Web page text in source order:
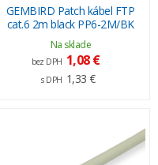
GEMBIRD Patch kábel FTP
cat.6 2m black PP6-2M/BK
Na sklade
bez DPH 1,08 €
s DPH 1,33 €